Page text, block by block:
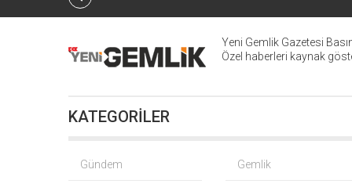
Yeni Gemlik Gazetesi
Özel haberleri kaynak
KATEGORİLER
Gündem Gemlik